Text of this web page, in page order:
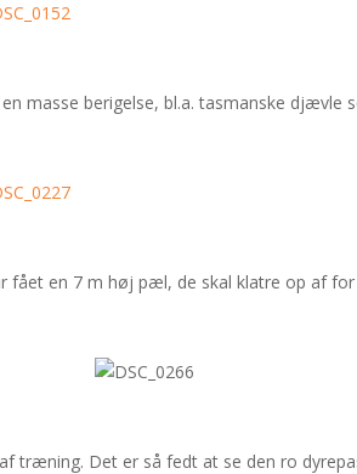
masse berigelse, bl.a. tasmanske djævle
fået en 7 m høj pæl, de skal klatre op af
træning. Det er så fedt at se den ro